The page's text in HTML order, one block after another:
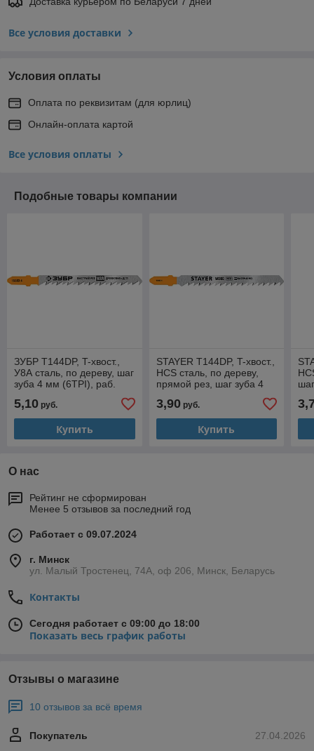
Все условия доставки
Условия оплаты
Оплата по реквизитам (для юрлиц)
Онлайн-оплата картой
Все условия оплаты
Подобные товары компании
ЗУБР T144DP, T-хвост.,
У8А сталь, по дереву, шаг
зуба 4 мм (6TPI), раб.
полотна для
5,10 руб.
Купить
STAYER T144DP, T-хвост.,
HCS сталь, по дереву,
прямой рез, шаг зуба 4
мм, раб. длина 75 мм, 2
шт, полотна для
3,90руб.
Купить
О нас
Рейтинг не сформирован
Менее 5 отзывов за последний год
Работает с 09.07.2024
г. Минск
ул. Малый Тростенец, 74А, оф 206, Минск, Беларусь
Контакты
Сегодня работает с 09:00 до 18:00
Показать весь график работы
Отзывы о магазине
10 отзывов за всё время
27.04.2026
Покупатель